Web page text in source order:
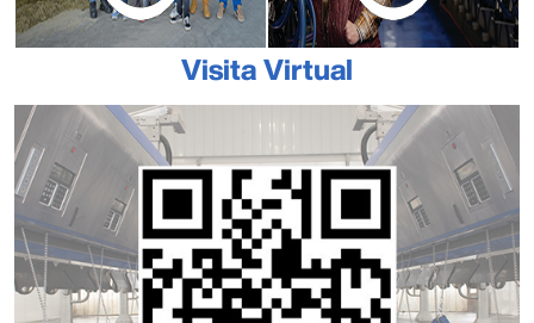
Visita Virtual